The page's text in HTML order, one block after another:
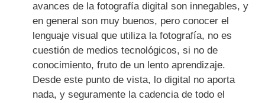
avances de la fotografía digital son innegables, y
en general son muy buenos, pero conocer el
lenguaje visual que utiliza la fotografía, no es
cuestión de medios tecnológicos, si no de
conocimiento, fruto de un lento aprendizaje.
Desde este punto de vista, lo digital no aporta
nada, y seguramente la cadencia de todo el